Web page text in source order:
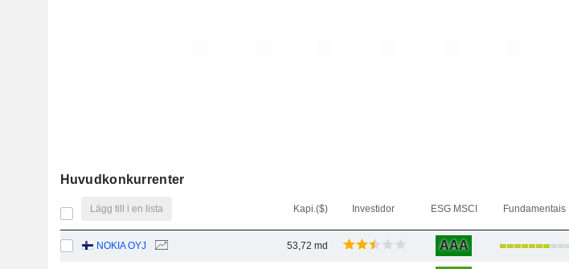
Huvudkonkurrenter
Lägg till i en lista Kapi.($) Investidor ESG MSCI Fundamentais
NOKIA OYJ 53,72 md AAA